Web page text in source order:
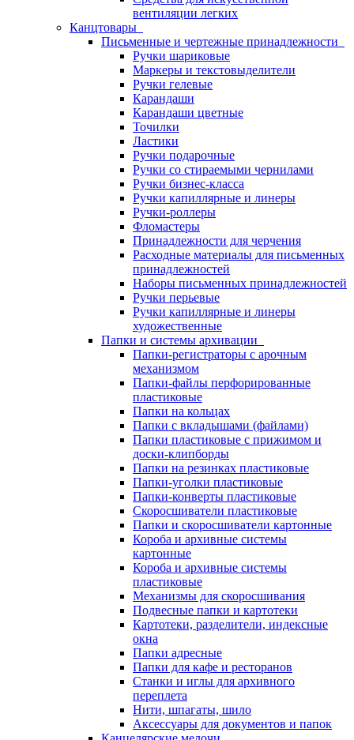
вентиляции легких
Канцтовары
Письменные и чертежные принадлежности
Ручки шариковые
Маркеры и текстовыделители
Ручки гелевые
Карандаши
Карандаши цветные
Точилки
Ластики
Ручки подарочные
Ручки со стираемыми чернилами
Ручки бизнес-класса
Ручки капиллярные и линеры
Ручки-роллеры
Фломастеры
Принадлежности для черчения
Расходные материалы для письменных
принадлежностей
Наборы письменных принадлежностей
Ручки перьевые
Ручки капиллярные и линеры
художественные
Папки и системы архивации
Папки-регистраторы с арочным
механизмом
Папки-файлы перфорированные
пластиковые
Папки на кольцах
Папки с вкладышами (файлами)
Папки пластиковые с прижимом и
доски-клипборды
Папки на резинках пластиковые
Папки-уголки пластиковые
Папки-конверты пластиковые
Скоросшиватели пластиковые
Папки и скоросшиватели картонные
Короба и архивные системы
картонные
Короба и архивные системы
пластиковые
Механизмы для скоросшивания
Подвесные папки и картотеки
Картотеки, разделители, индексные
окна
Папки адресные
Папки для кафе и ресторанов
Станки и иглы для архивного
переплета
Нити, шпагаты, шило
Аксессуары для документов и папок